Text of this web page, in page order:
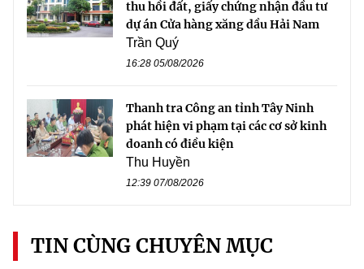
thu hồi đất, giấy chứng nhận đầu tư
dự án Cửa hàng xăng dầu Hải Nam
Trần Quý
16:28 05/08/2026
Thanh tra Công an tỉnh Tây Ninh
phát hiện vi phạm tại các cơ sở kinh
doanh có điều kiện
Thu Huyền
12:39 07/08/2026
TIN CÙNG CHUYÊN MỤC